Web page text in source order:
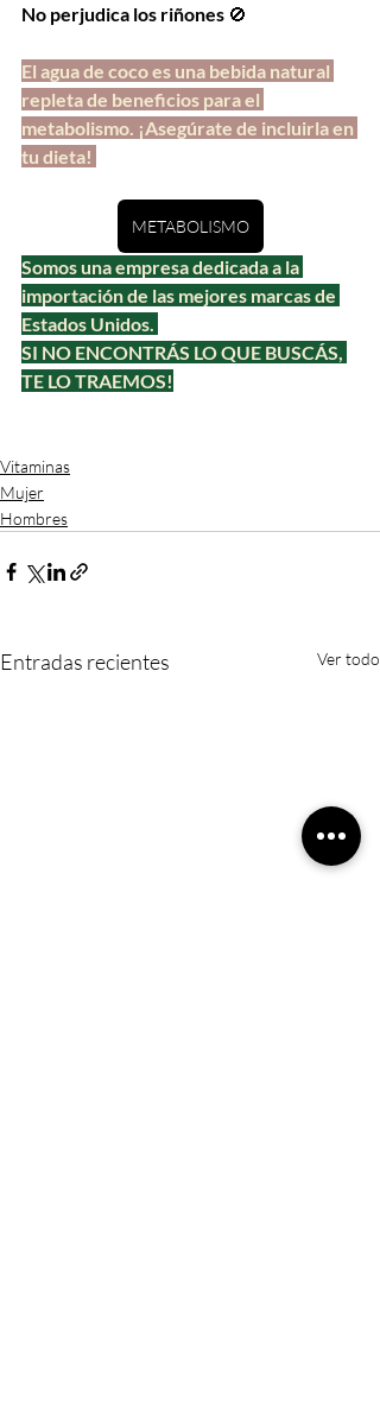
No perjudica los riñones 🚫
El agua de coco es una bebida natural
repleta de beneficios para el
metabolismo. ¡Asegúrate de incluirla en
tu dieta!
METABOLISMO
Somos una empresa dedicada a la
importación de las mejores marcas de
Estados Unidos.
SI NO ENCONTRÁS LO QUE BUSCÁS,
TE LO TRAEMOS!
Vitaminas
Mujer
Hombres
Entradas recientes Ver todo